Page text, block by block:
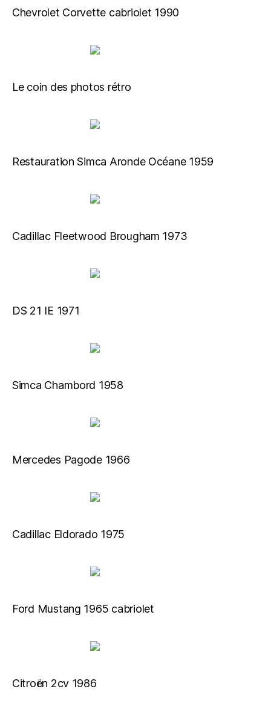
Chevrolet Corvette cabriolet 1990
Le coin des photos rétro
Restauration Simca Aronde Océane 1959
Cadillac Fleetwood Brougham 1973
DS 21 IE 1971
Simca Chambord 1958
Mercedes Pagode 1966
Cadillac Eldorado 1975
Ford Mustang 1965 cabriolet
Citroën 2cv 1986